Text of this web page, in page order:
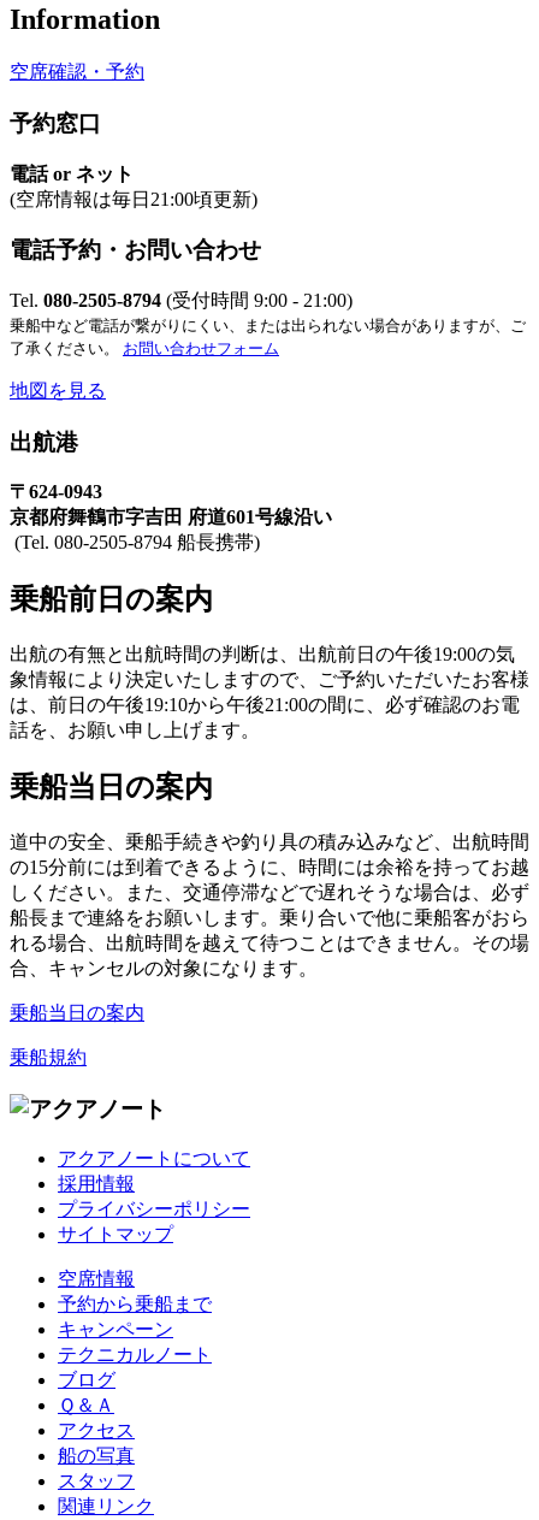
Information
空席確認・予約
予約窓口
電話 or ネット
(空席情報は毎日21:00頃更新)
電話予約・お問い合わせ
Tel. 080-2505-8794 (受付時間 9:00 - 21:00)
乗船中など電話が繋がりにくい、または出られない場合がありますが、ご
了承ください。 お問い合わせフォーム
地図を見る
出航港
〒624-0943
京都府舞鶴市字吉田 府道601号線沿い
(Tel. 080-2505-8794 船長携帯)
乗船前日の案内
出航の有無と出航時間の判断は、出航前日の午後19:00の気
象情報により決定いたしますので、ご予約いただいたお客様
は、前日の午後19:10から午後21:00の間に、必ず確認のお電
話を、お願い申し上げます。
乗船当日の案内
道中の安全、乗船手続きや釣り具の積み込みなど、出航時間
の15分前には到着できるように、時間には余裕を持ってお越
しください。また、交通停滞などで遅れそうな場合は、必ず
船長まで連絡をお願いします。乗り合いで他に乗船客がおら
れる場合、出航時間を越えて待つことはできません。その場
合、キャンセルの対象になります。
乗船当日の案内
乗船規約
アクアノートについて
採用情報
プライバシーポリシー
サイトマップ
空席情報
予約から乗船まで
キャンペーン
テクニカルノート
ブログ
Ｑ＆Ａ
アクセス
船の写真
スタッフ
関連リンク